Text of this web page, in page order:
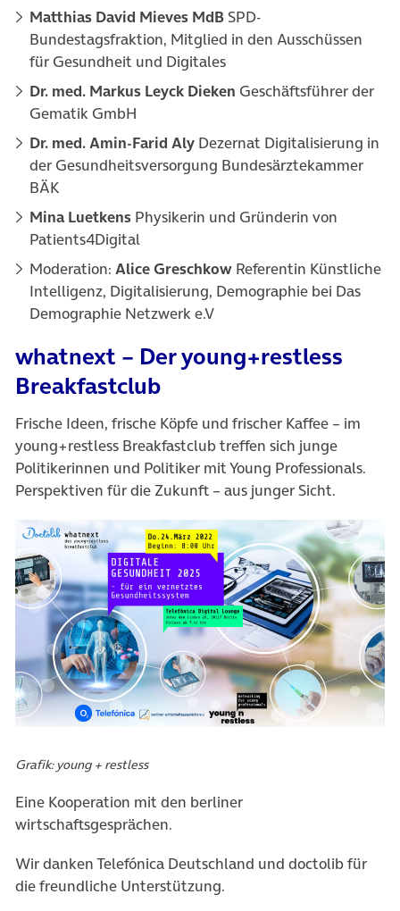
Matthias David Mieves MdB SPD-
Bundestagsfraktion, Mitglied in den Ausschüssen
für Gesundheit und Digitales
Dr. med. Markus Leyck Dieken Geschäftsführer der
Gematik GmbH
Dr. med. Amin-Farid Aly Dezernat Digitalisierung in
der Gesundheitsversorgung Bundesärztekammer
BÄK
Mina Luetkens Physikerin und Gründerin von
Patients4Digital
Moderation: Alice Greschkow Referentin Künstliche
Intelligenz, Digitalisierung, Demographie bei Das
Demographie Netzwerk e.V
whatnext – Der young+restless
Breakfastclub
Frische Ideen, frische Köpfe und frischer Kaffee – im
young+restless Breakfastclub treffen sich junge
Politikerinnen und Politiker mit Young Professionals.
Perspektiven für die Zukunft – aus junger Sicht.
Grafik: young + restless
Eine Kooperation mit den berliner
wirtschaftsgesprächen.
Wir danken Telefónica Deutschland und doctolib für
die freundliche Unterstützung.